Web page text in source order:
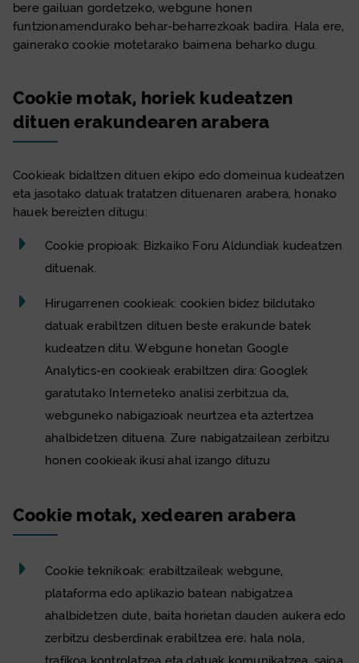
bere gailuan gordetzeko, webgune honen
funtzionamendurako behar-beharrezkoak badira. Hala ere,
gainerakocookie motetarako baimena beharko dugu.
Cookie motak, horiek kudeatzen
dituen erakundearen arabera
Cookieak bidaltzen dituen ekipo edo domeinua kudeatzen
eta jasotako datuak tratatzen dituenaren arabera, honako
hauek bereizten ditugu:
Cookie propioak: Bizkaiko Foru Aldundiak kudeatzen
dituenak.
Hirugarrenen cookieak: cookien bidez bildutako
datuak erabiltzen dituen beste erakunde batek
kudeatzen ditu. Webgune honetan Google
Analytics-en cookieak erabiltzen dira: Googlek
garatutako Interneteko analisi zerbitzua da,
webguneko nabigazioak neurtzea eta aztertzea
ahalbidetzen dituena. Zure nabigatzailean zerbitzu
honencookieak ikusi ahal izango dituzu
Cookie motak, xedearen arabera
Cookie teknikoak: erabiltzaileak webgune,
plataforma edo aplikazio batean nabigatzea
ahalbidetzen dute, baita horietan dauden aukera edo
zerbitzu desberdinak erabiltzea ere; hala nola,